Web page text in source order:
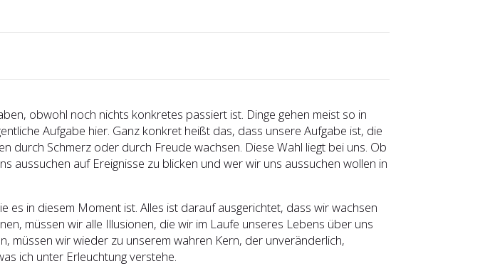
obwohl noch nichts konkretes passiert ist. Dinge gehen meist so in
Aufgabe hier. Ganz konkret heißt das, dass unsere Aufgabe ist, die
durch Schmerz oder durch Freude wachsen. Diese Wahl liegt bei uns. Ob
aussuchen auf Ereignisse zu blicken und wer wir uns aussuchen wollen in
es in diesem Moment ist. Alles ist darauf ausgerichtet, dass wir wachsen
müssen wir alle Illusionen, die wir im Laufe unseres Lebens über uns
müssen wir wieder zu unserem wahren Kern, der unveränderlich,
ich unter Erleuchtung verstehe.